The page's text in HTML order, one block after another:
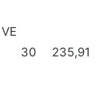
30 235,91